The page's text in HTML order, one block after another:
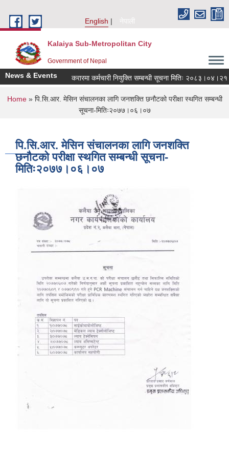
English
नेपाली
Kalaiya Sub-Metropolitan City
Government of Nepal
News & Events करारमा कर्मचारी नियुक्ति सम्बन्धी सूचना मितिः २०८३।०४।२१
You are here
Home» पि.सि.आर. मेसिन संचालनका लागि जनशक्ति छनौटको परीक्षा स्थगित सम्बन्धी
सूचना-मितिः२०७७।०६।०७
पि.सि.आर. मेसिन संचालनका लागि जनशक्ति
छनौटको परीक्षा स्थगित सम्बन्धी सूचना-
मितिः२०७७।०६।०७